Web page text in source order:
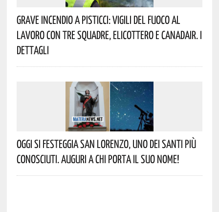
Grave Incendio A Pisticci: Vigili Del Fuoco Al
Lavoro Con Tre Squadre, Elicottero E Canadair. I
Dettagli
Oggi Si Festeggia San Lorenzo, Uno Dei Santi Più
Conosciuti. Auguri A Chi Porta Il Suo Nome!